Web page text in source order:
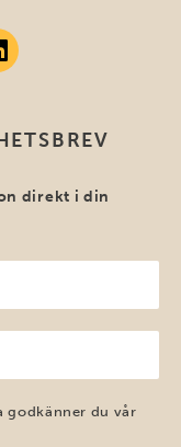
direkt i din
godkänner du vår